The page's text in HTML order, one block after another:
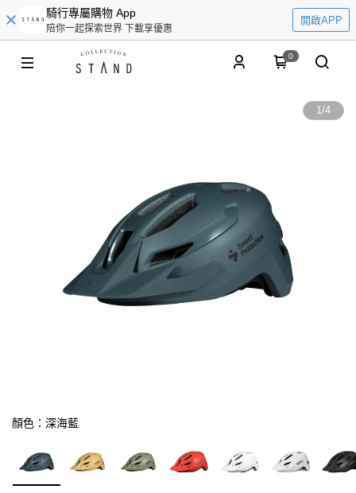
騎行專屬購物 App
陪你一起探索世界 下載享優惠
開啟APP
0
1/4
顏色：深海藍